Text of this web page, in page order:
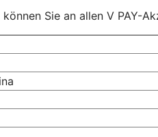
Sie an allen V PAY-